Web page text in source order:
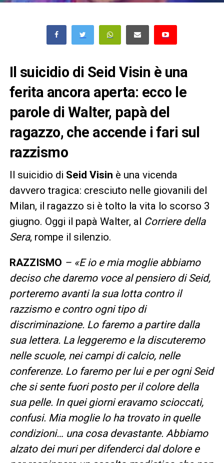
Il suicidio di Seid Visin è una
ferita ancora aperta: ecco le
parole di Walter, papà del
ragazzo, che accende i fari sul
razzismo
Il suicidio di Seid Visin è una vicenda
davvero tragica: cresciuto nelle giovanili del
Milan, il ragazzo si è tolto la vita lo scorso 3
giugno. Oggi il papà Walter, al Corriere della
Sera, rompe il silenzio.
RAZZISMO – «E io e mia moglie abbiamo
deciso che daremo voce al pensiero di Seid,
porteremo avanti la sua lotta contro il
razzismo e contro ogni tipo di
discriminazione. Lo faremo a partire dalla
sua lettera. La leggeremo e la discuteremo
nelle scuole, nei campi di calcio, nelle
conferenze. Lo faremo per lui e per ogni Seid
che si sente fuori posto per il colore della
sua pelle. In quei giorni eravamo scioccati,
confusi. Mia moglie lo ha trovato in quelle
condizioni… una cosa devastante. Abbiamo
alzato dei muri per difenderci dal dolore e